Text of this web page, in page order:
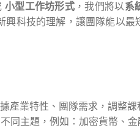
小型工作坊形式 ，我們將以系
興科技的理解，讓團隊能以
據產業特性、團隊需求，調整
同主題，例如：加密貨幣、